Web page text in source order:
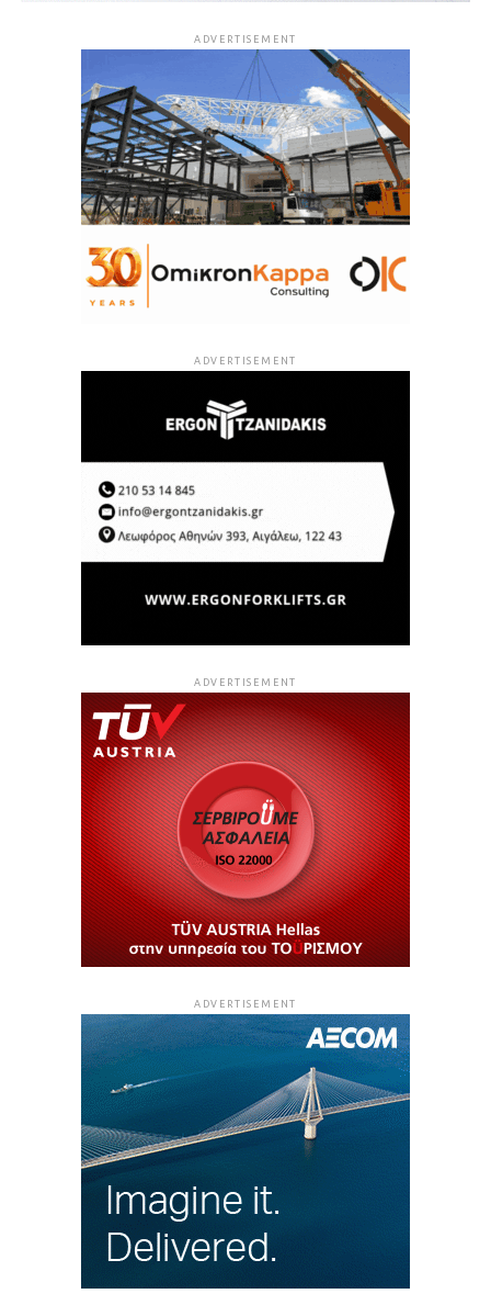
ADVERTISEMENT
ADVERTISEMENT
ADVERTISEMENT
ADVERTISEMENT